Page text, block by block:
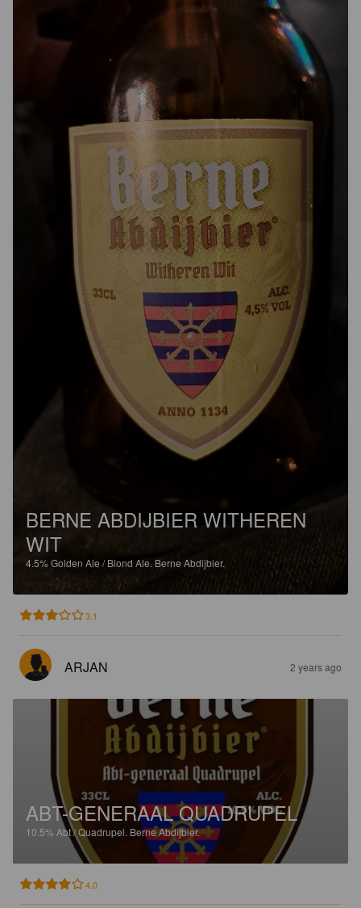
BERNE ABDIJBIER WITHEREN
WIT
4.5%Golden Ale / Blond Ale. Berne Abdijbier.
3.1
ARJAN 2 years ago
ABT-GENERAAL QUADRUPEL
10.5% Abt / Quadrupel. Berne Abdijbier.
4.0